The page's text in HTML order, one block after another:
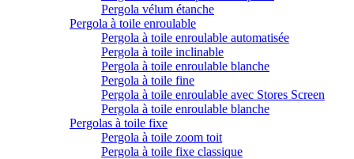
Pergola vélum étanche
Pergola à toile enroulable
Pergola à toile enroulable automatisée
Pergola à toile inclinable
Pergola à toile enroulable blanche
Pergola à toile fine
Pergola à toile enroulable avec Stores Screen
Pergola à toile enroulable blanche
Pergolas à toile fixe
Pergola à toile zoom toit
Pergola à toile fixe classique